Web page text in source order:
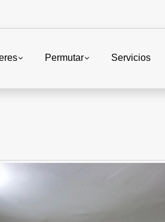
Permutar Servicios